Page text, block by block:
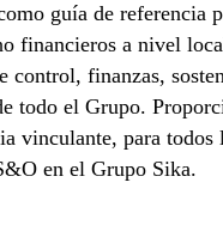
guía de referencia
financieros a nivel
control, finanzas,
todo el Grupo.
vinculante, para todos
en el Grupo Sika.